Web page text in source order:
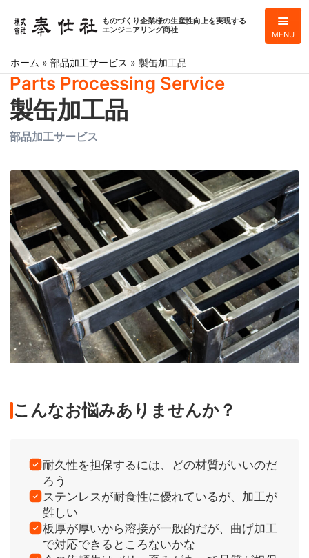
MENU
ものづくり企業様の生産性向上を実現する
エンジニアリング商社
製缶加工品
部品加工サービス
Parts Processing Service
ホーム » 部品加工サービス » 製缶加工品
こんなお悩みありませんか？
耐久性を担保するには、どの材質がいいのだ
ろう
ステンレスが耐食性に優れているが、加工が
難しい
板厚が厚いから溶接が一般的だが、曲げ加工
で対応できるところないかな